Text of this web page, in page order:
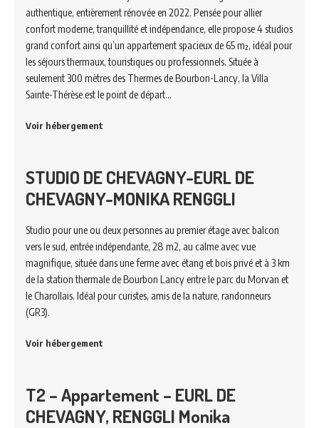
authentique, entièrement rénovée en 2022. Pensée pour allier
confort moderne, tranquillité et indépendance, elle propose 4 studios
grand confort ainsi qu’un appartement spacieux de 65 m², idéal pour
les séjours thermaux, touristiques ou professionnels. Située à
seulement 300 mètres des Thermes de Bourbon-Lancy, la Villa
Sainte-Thérèse est le point de départ…
Voir hébergement
STUDIO DE CHEVAGNY-EURL DE
CHEVAGNY-MONIKA RENGGLI
Studio pour une ou deux personnes au premier étage avec balcon
vers le sud, entrée indépendante, 28 m2, au calme avec vue
magnifique, située dans une ferme avec étang et bois privé et à 3 km
de la station thermale de Bourbon Lancy entre le parc du Morvan et
le Charollais. Idéal pour curistes, amis de la nature, randonneurs
(GR3).
Voir hébergement
T2 – Appartement – EURL DE
CHEVAGNY, RENGGLI Monika